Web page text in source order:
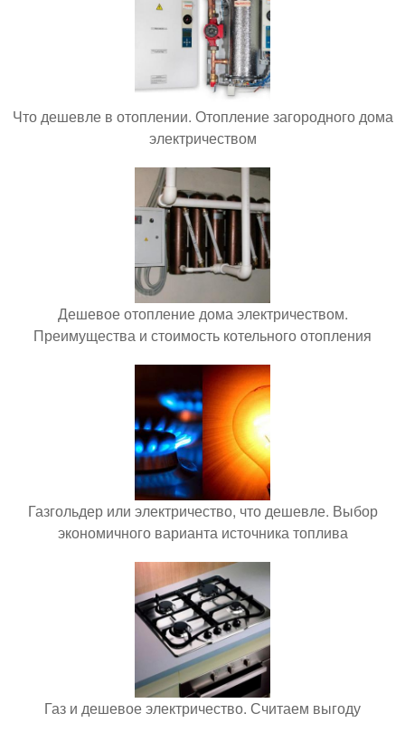
Что дешевле в отоплении. Отопление загородного дома
электричеством
Дешевое отопление дома электричеством.
Преимущества и стоимость котельного отопления
Газгольдер или электричество, что дешевле. Выбор
экономичного варианта источника топлива
Газ и дешевое электричество. Считаем выгоду